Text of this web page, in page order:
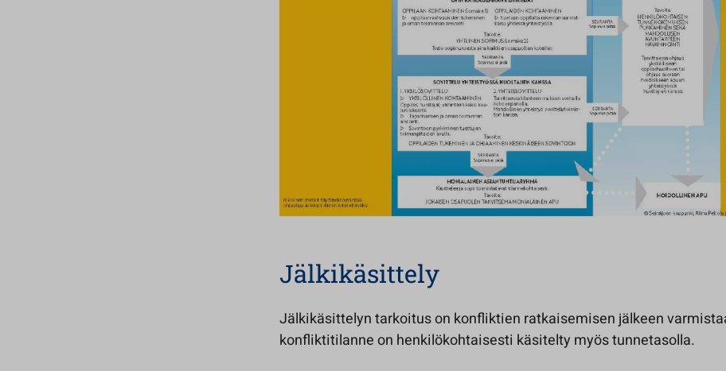
Jälkikäsittely
Jälkikäsittelyn tarkoitus on konfliktien ratkaisemisen jälkeen
konfliktitilanne on henkilökohtaisesti käsitelty myös tunnetasolla.